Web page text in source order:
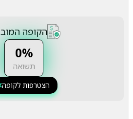
הקופה
0%
תשואה
הצטרפות לקופה